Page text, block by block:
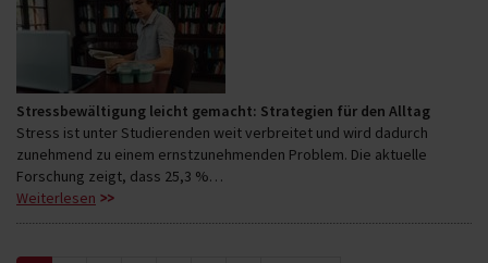
Stressbewältigung leicht gemacht: Strategien für den Alltag
Stress ist unter Studierenden weit verbreitet und wird dadurch
zunehmend zu einem ernstzunehmenden Problem. Die aktuelle
Forschung zeigt, dass 25,3 %…
Weiterlesen